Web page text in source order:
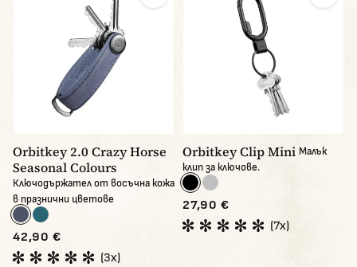
Orbitkey 2.0 Crazy Horse
Seasonal Colours
Ключодържател от восъчна кожа
в празнични цветове
42,90 €
(3x)
Orbitkey Clip Mini Малък
клип за ключове.
27,90 €
(7x)